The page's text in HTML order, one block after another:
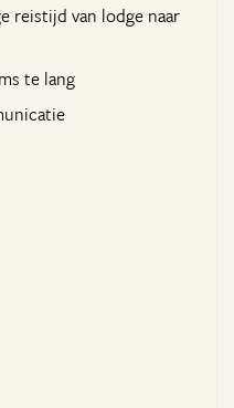
reistijd van lodge naar
te lang